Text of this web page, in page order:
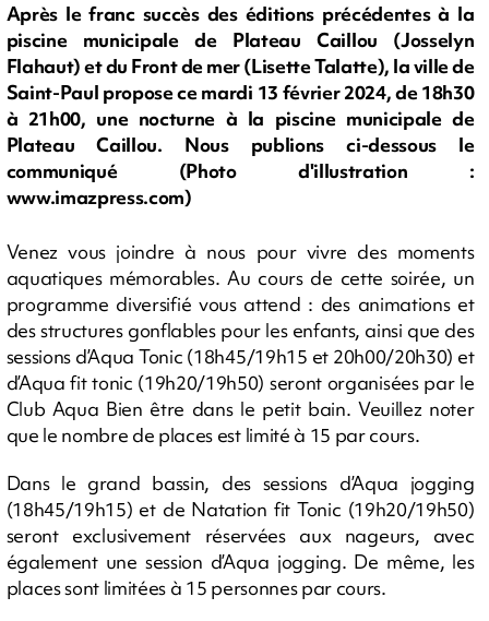
Après le franc succès des éditions précédentes à la
piscine municipale de Plateau Caillou (Josselyn
Flahaut) et du Front de mer (Lisette Talatte), la ville de
Saint-Paul propose ce mardi 13 février 2024, de 18h30
à 21h00, une nocturne à la piscine municipale de
Plateau Caillou. Nous publions ci-dessous le
communiqué (Photo d'illustration :
www.imazpress.com)
Venez vous joindre à nous pour vivre des moments
aquatiques mémorables. Au cours de cette soirée, un
programme diversifié vous attend : des animations et
des structures gonflables pour les enfants, ainsi que des
sessions d’Aqua Tonic (18h45/19h15 et 20h00/20h30) et
d’Aqua fit tonic (19h20/19h50) seront organisées par le
Club Aqua Bien être dans le petit bain. Veuillez noter
que le nombre de places est limité à 15 par cours.
Dans le grand bassin, des sessions d’Aqua jogging
(18h45/19h15) et de Natation fit Tonic (19h20/19h50)
seront exclusivement réservées aux nageurs, avec
également une session d’Aqua jogging. De même, les
places sont limitées à 15 personnes par cours.